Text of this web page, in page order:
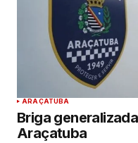
ARAÇATUBA
Briga
Araçatuba